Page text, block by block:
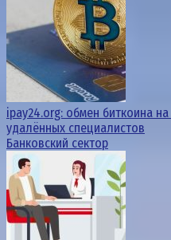
ipay24.org: обмен биткоина
удалённых специалистов
Банковский сектор